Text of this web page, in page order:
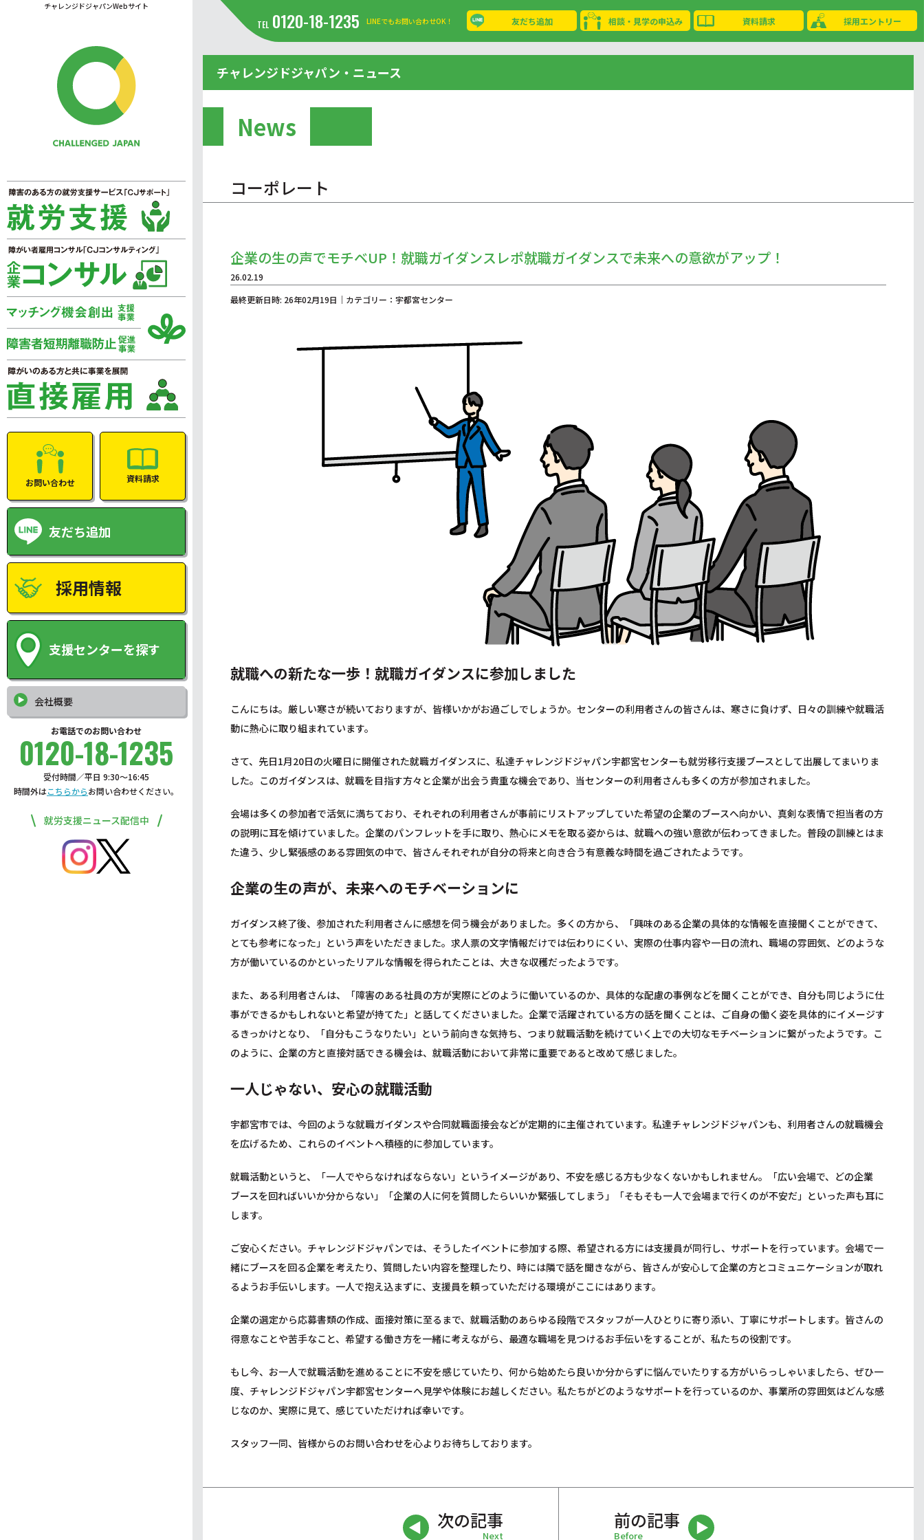
チャレンジドジャパンWebサイト
お問い合わせ 資料請求
友だち追加
採用情報
支援センターを探す
会社概要
お電話でのお問い合わせ
0120-18-1235
受付時間／平日 9:30〜16:45
時間外はこちらからお問い合わせください。
就労支援ニュース配信中
TEL 0120-18-1235 LINEでもお問い合わせOK！ 友だち追加 相談・見学の申込み 資料請求 採用エントリー
チャレンジドジャパン・ニュース
News
コーポレート
企業の生の声でモチベUP！就職ガイダンスレポ就職ガイダンスで未来への意欲がアップ！
26.02.19
最終更新日時: 26年02月19日｜カテゴリー：宇都宮センター
就職への新たな一歩！就職ガイダンスに参加しました
こんにちは。厳しい寒さが続いておりますが、皆様いかがお過ごしでしょうか。センターの利用者さんの皆さんは、寒さに負けず、日々の訓練や就職活
動に熱心に取り組まれています。
さて、先日1月20日の火曜日に開催された就職ガイダンスに、私達チャレンジドジャパン宇都宮センターも就労移行支援ブースとして出展してまいりま
した。このガイダンスは、就職を目指す方々と企業が出会う貴重な機会であり、当センターの利用者さんも多くの方が参加されました。
会場は多くの参加者で活気に満ちており、それぞれの利用者さんが事前にリストアップしていた希望の企業のブースへ向かい、真剣な表情で担当者の方
の説明に耳を傾けていました。企業のパンフレットを手に取り、熱心にメモを取る姿からは、就職への強い意欲が伝わってきました。普段の訓練とはま
た違う、少し緊張感のある雰囲気の中で、皆さんそれぞれが自分の将来と向き合う有意義な時間を過ごされたようです。
企業の生の声が、未来へのモチベーションに
ガイダンス終了後、参加された利用者さんに感想を伺う機会がありました。多くの方から、「興味のある企業の具体的な情報を直接聞くことができて、
とても参考になった」という声をいただきました。求人票の文字情報だけでは伝わりにくい、実際の仕事内容や一日の流れ、職場の雰囲気、どのような
方が働いているのかといったリアルな情報を得られたことは、大きな収穫だったようです。
また、ある利用者さんは、「障害のある社員の方が実際にどのように働いているのか、具体的な配慮の事例などを聞くことができ、自分も同じように仕
事ができるかもしれないと希望が持てた」と話してくださいました。企業で活躍されている方の話を聞くことは、ご自身の働く姿を具体的にイメージす
るきっかけとなり、「自分もこうなりたい」という前向きな気持ち、つまり就職活動を続けていく上での大切なモチベーションに繋がったようです。こ
のように、企業の方と直接対話できる機会は、就職活動において非常に重要であると改めて感じました。
一人じゃない、安心の就職活動
宇都宮市では、今回のような就職ガイダンスや合同就職面接会などが定期的に主催されています。私達チャレンジドジャパンも、利用者さんの就職機会
を広げるため、これらのイベントへ積極的に参加しています。
就職活動というと、「一人でやらなければならない」というイメージがあり、不安を感じる方も少なくないかもしれません。「広い会場で、どの企業
ブースを回ればいいか分からない」「企業の人に何を質問したらいいか緊張してしまう」「そもそも一人で会場まで行くのが不安だ」といった声も耳に
します。
ご安心ください。チャレンジドジャパンでは、そうしたイベントに参加する際、希望される方には支援員が同行し、サポートを行っています。会場で一
緒にブースを回る企業を考えたり、質問したい内容を整理したり、時には隣で話を聞きながら、皆さんが安心して企業の方とコミュニケーションが取れ
るようお手伝いします。一人で抱え込まずに、支援員を頼っていただける環境がここにはあります。
企業の選定から応募書類の作成、面接対策に至るまで、就職活動のあらゆる段階でスタッフが一人ひとりに寄り添い、丁寧にサポートします。皆さんの
得意なことや苦手なこと、希望する働き方を一緒に考えながら、最適な職場を見つけるお手伝いをすることが、私たちの役割です。
もし今、お一人で就職活動を進めることに不安を感じていたり、何から始めたら良いか分からずに悩んでいたりする方がいらっしゃいましたら、ぜひ一
度、チャレンジドジャパン宇都宮センターへ見学や体験にお越しください。私たちがどのようなサポートを行っているのか、事業所の雰囲気はどんな感
じなのか、実際に見て、感じていただければ幸いです。
スタッフ一同、皆様からのお問い合わせを心よりお待ちしております。
次の記事
Next
前の記事
Before